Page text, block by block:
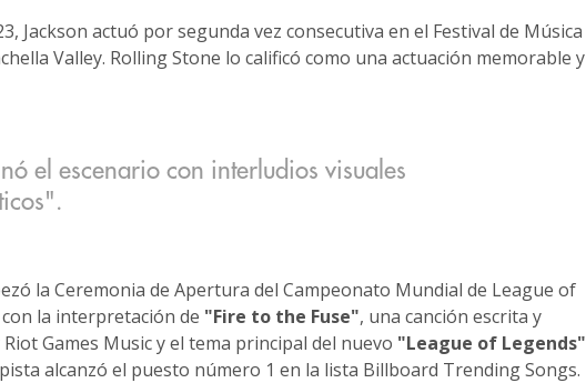
Jackson actuó por segunda vez consecutiva en el Festival de Música
Valley. Rolling Stone lo calificó como una actuación memorable y
el escenario con interludios visuales
la Ceremonia de Apertura del Campeonato Mundial de League of
la interpretación de "Fire to the Fuse", una canción escrita y
Games Music y el tema principal del nuevo "League of Legends"
alcanzó el puesto número 1 en la lista Billboard Trending Songs.